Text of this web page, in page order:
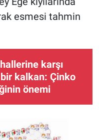
esmesi tahmin
karşı
kalkan: Çinko
önemi